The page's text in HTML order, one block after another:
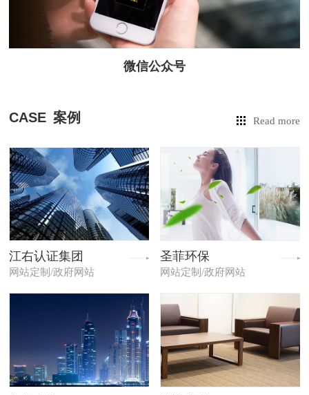
微信公众号
CASE 案例 Read more
江右认证集团
网站定制/政府网站
圣菲环保
网站定制/政府网站